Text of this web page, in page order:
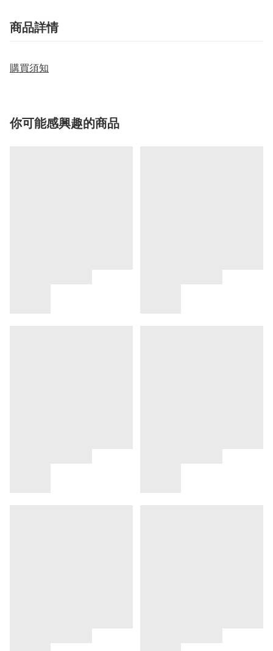
商品詳情
購買須知
你可能感興趣的商品